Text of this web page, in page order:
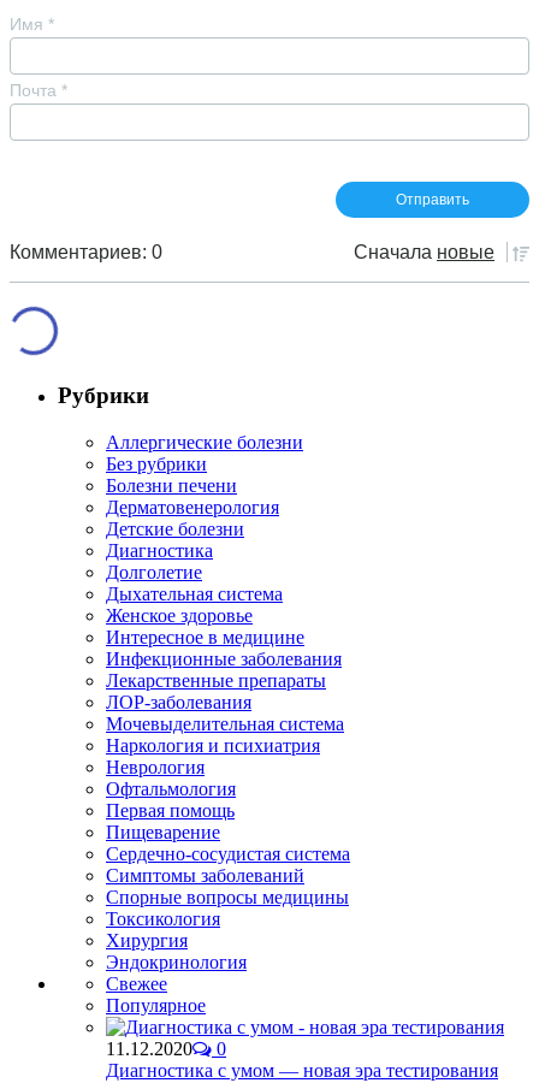
Имя *
Почта *
Комментариев: 0 Сначала новые
Рубрики
Аллергические болезни
Без рубрики
Болезни печени
Дерматовенерология
Детские болезни
Диагностика
Долголетие
Дыхательная система
Женское здоровье
Интересное в медицине
Инфекционные заболевания
Лекарственные препараты
ЛОР-заболевания
Мочевыделительная система
Наркология и психиатрия
Неврология
Офтальмология
Первая помощь
Пищеварение
Сердечно-сосудистая система
Симптомы заболеваний
Спорные вопросы медицины
Токсикология
Хирургия
Эндокринология
Свежее
Популярное
11.12.2020
0
Диагностика с умом — новая эра тестирования